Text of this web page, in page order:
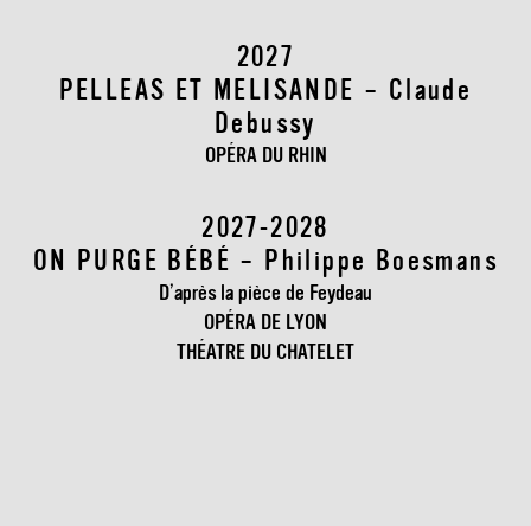
2027
PELLEAS ET MELISANDE – Claude
Debussy
OPÉRA DU RHIN
2027-2028
ON PURGE BÉBÉ – Philippe Boesmans
D’après la pièce de Feydeau
OPÉRA DE LYON
THÉATRE DU CHATELET